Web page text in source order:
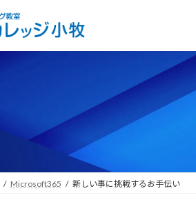
Microsoft365 新しい事に挑戦するお手伝い